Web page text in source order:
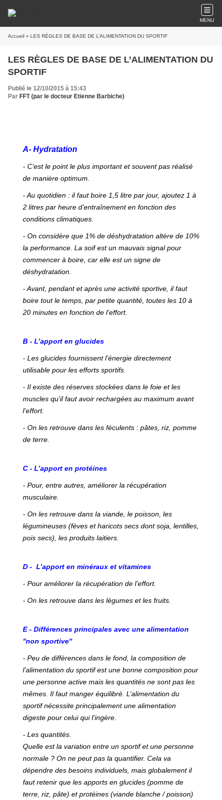
MENU
Accueil » LES RÈGLES DE BASE DE L’ALIMENTATION DU SPORTIF
LES RÈGLES DE BASE DE L’ALIMENTATION DU
SPORTIF
Publié le 12/10/2015 à 15:43
Par FFT (par le docteur Etienne Barbiche)
A- Hydratation
- C’est le point le plus important et souvent pas réalisé
de manière optimum.
- Au quotidien : il faut boire 1,5 litre par jour, ajoutez 1 à
2 litres par heure d’entraînement en fonction des
conditions climatiques.
- On considère que 1% de déshydratation altère de 10%
la performance. La soif est un mauvais signal pour
commencer à boire, car elle est un signe de
déshydratation.
- Avant, pendant et après une activité sportive, il faut
boire tout le temps, par petite quantité, toutes les 10 à
20 minutes en fonction de l’effort.
B - L’apport en glucides
- Les glucides fournissent l’énergie directement
utilisable pour les efforts sportifs.
- Il existe des réserves stockées dans le foie et les
muscles qu’il faut avoir rechargées au maximum avant
l’effort.
- On les retrouve dans les féculents : pâtes, riz, pomme
de terre.
C - L’apport en protéines
- Pour, entre autres, améliorer la récupération
musculaire.
- On les retrouve dans la viande, le poisson, les
légumineuses (fèves et haricots secs dont soja, lentilles,
pois secs), les produits laitiers.
D - L’apport en minéraux et vitamines
- Pour améliorer la récupération de l’effort.
- On les retrouve dans les légumes et les fruits.
E - Différences principales avec une alimentation
''non sportive''
- Peu de différences dans le fond, la composition de
l’alimentation du sportif est une bonne composition pour
une personne active mais les quantités ne sont pas les
mêmes. Il faut manger équilibré. L’alimentation du
sportif nécessite principalement une alimentation
digeste pour celui qui l’ingère.
- Les quantités.
Quelle est la variation entre un sportif et une personne
normale ? On ne peut pas la quantifier. Cela va
dépendre des besoins individuels, mais globalement il
faut retenir que les apports en glucides (pomme de
terre, riz, pâte) et protéines (viande blanche / poisson)